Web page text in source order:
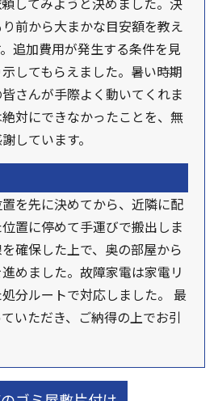
前から大まかな目安額を教え
追加費用が発生する条件を見
してもらえました。暑い時期
さんが手際よく動いてくれま
対にできなかったことを、無
しています。
を先に決めてから、近隣に配
置に停めて手運びで搬出しま
確保した上で、奥の部屋から
めました。故障家電は家電リ
分ルートで対応しました。 最
いただき、ご納得の上でお引